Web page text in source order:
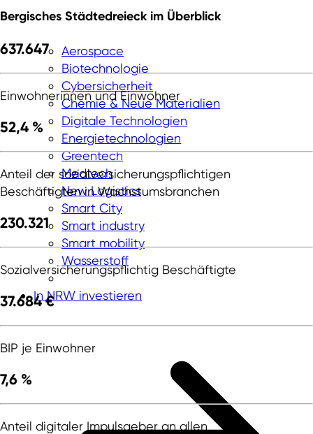
Aerospace
Biotechnologie
Cybersicherheit
Chemie & Neue Materialien
Digitale Technologien
Energietechnologien
Greentech
Medtech
New Logistics
Smart City
Smart industry
Smart mobility
Wasserstoff
In NRW investieren
Bergisches Städtedreieck im Überblick
637.647
Einwohnerinnen und Einwohner
52,4 %
Anteil der sozialversicherungspflichtigen
Beschäftigten in Wachstumsbranchen
230.321
Sozialversicherungspflichtig Beschäftigte
37.684€
BIP je Einwohner
7,6 %
Anteil digitaler Impulsgeber an allen